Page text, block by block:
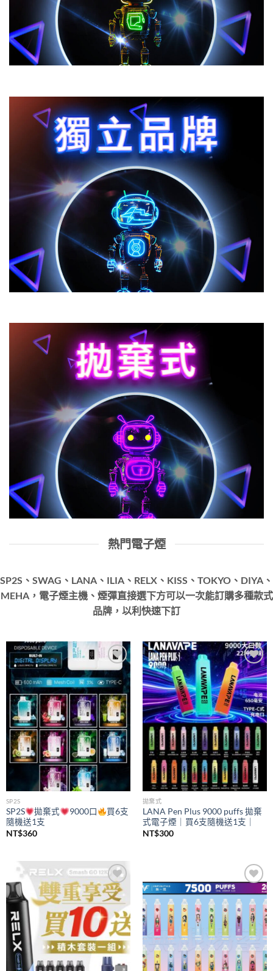
熱門電子煙
SP2S、SWAG、LANA、ILIA、RELX、KISS、TOKYO、DIYA、
MEHA，電子煙主機、煙彈直接選下方可以一次能訂購多種款式
品牌，以利快速下訂
Add to
wishlist
SP2S
SP2S 拋棄式 9000口
買6支
隨機送1支
NT$360
Add to
wishlist
拋棄式
LANA Pen Plus 9000 puffs 拋棄
式電子煙｜買6支隨機送1支｜
NT$300
Add to
wishlist
Add to
wishlist